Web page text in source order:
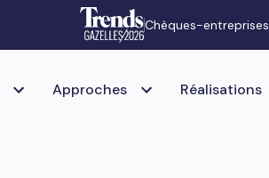
Chèques-entreprises
Approches Réalisations